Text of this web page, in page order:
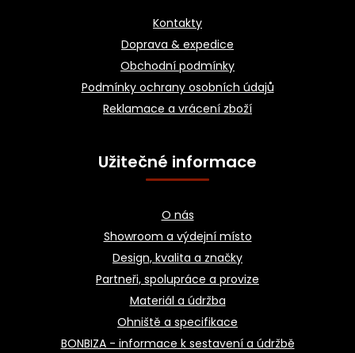
Kontakty
Doprava & expedice
Obchodní podmínky
Podmínky ochrany osobních údajů
Reklamace a vrácení zboží
Užitečné informace
O nás
Showroom a výdejní místo
Design, kvalita a značky
Partneři, spolupráce a provize
Materiál a údržba
Ohniště a specifikace
BONBIZA - informace k sestavení a údržbě